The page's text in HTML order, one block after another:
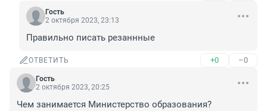
Гость
2 октября 2023, 23:13
Правильно писать резаннные
ОТВЕТИТЬ +0 –0
Гость
2 октября 2023, 20:25
Чем занимается Министерство образования?